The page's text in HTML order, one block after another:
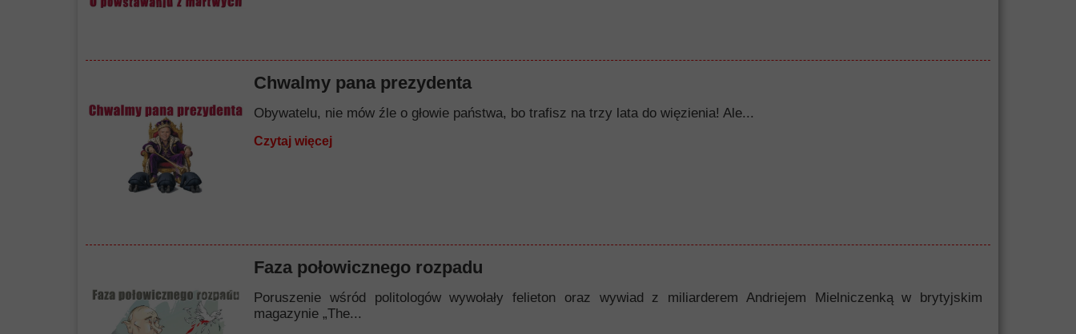
Chwalmy pana prezydenta
Obywatelu, nie mów źle o głowie państwa, bo trafisz na trzy lata do więzienia! Ale...
Czytaj więcej
Faza połowicznego rozpadu
Poruszenie wśród politologów wywołały felieton oraz wywiad z miliarderem Andriejem Mielniczenką w brytyjskim
magazynie „The...